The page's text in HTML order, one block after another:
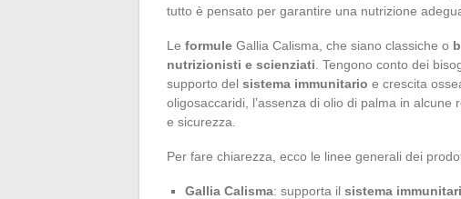
tutto è pensato per garantire una nutrizione
Le formule Gallia Calisma, che siano classiche o
nutrizionisti e scienziati . Tengono conto dei
supporto del sistema immunitario e crescita
oligosaccaridi, l’assenza di olio di palma in
e sicurezza.
Per fare chiarezza, ecco le linee generali dei
Gallia Calisma: supporta il sistema